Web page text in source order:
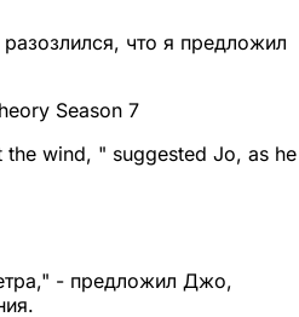
что я предложил
Season 7
wind, " suggested Jo, as he
- предложил Джо,